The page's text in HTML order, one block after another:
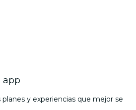
app
y experiencias que mejor se